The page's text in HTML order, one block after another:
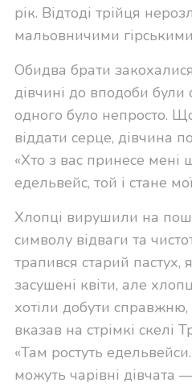
рік. Відтоді трійця
мальовничими
Обидва брати
дівчині до вподоби були
одного було непросто.
віддати серце, дівчина
«Хто з вас принесе мені
едельвейс, той і стане
Хлопці вирушили на
символу відваги та
трапився старий пастух,
засушені квіти, але
хотіли добути справжню,
вказав на стрімкі скелі
«Там ростуть
можуть чарівні дівчата